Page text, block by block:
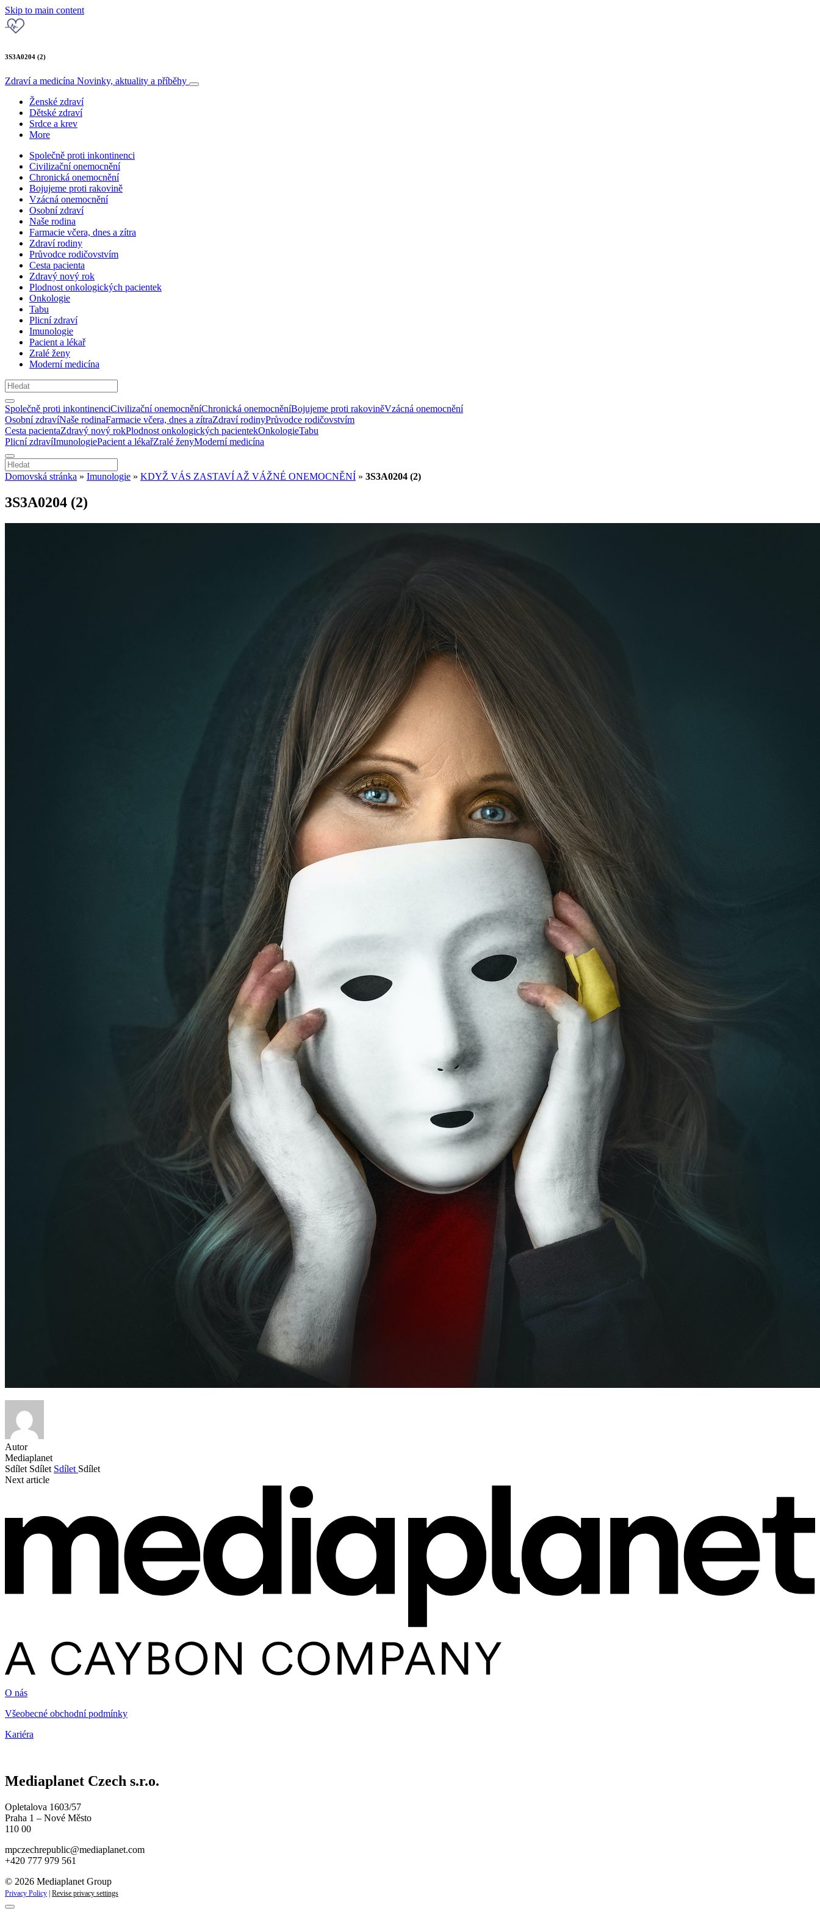
Skip to main content
3S3A0204 (2)
Zdraví a medicína Novinky, aktuality a příběhy
Ženské zdraví
Dětské zdraví
Srdce a krev
More
Společně proti inkontinenci
Civilizační onemocnění
Chronická onemocnění
Bojujeme proti rakovině
Vzácná onemocnění
Osobní zdraví
Naše rodina
Farmacie včera, dnes a zítra
Zdraví rodiny
Průvodce rodičovstvím
Cesta pacienta
Zdravý nový rok
Plodnost onkologických pacientek
Onkologie
Tabu
Plicní zdraví
Imunologie
Pacient a lékař
Zralé ženy
Moderní medicína
Společně proti inkontinenciCivilizační onemocněníChronická onemocněníBojujeme proti rakoviněVzácná onemocnění
Osobní zdravíNaše rodinaFarmacie včera, dnes a zítraZdraví rodinyPrůvodce rodičovstvím
Cesta pacientaZdravý nový rokPlodnost onkologických pacientekOnkologieTabu
Plicní zdravíImunologiePacient a lékařZralé ženyModerní medicína
Domovská stránka » Imunologie » KDYŽ VÁS ZASTAVÍ AŽ VÁŽNÉ ONEMOCNĚNÍ » 3S3A0204 (2)
3S3A0204 (2)
Autor
Mediaplanet
Sdílet Sdílet Sdílet Sdílet
Next article
O nás
Všeobecné obchodní podmínky
Kariéra
Mediaplanet Czech s.r.o.
Opletalova 1603/57
Praha 1 – Nové Město
110 00
mpczechrepublic@mediaplanet.com
+420 777 979 561
© 2026 Mediaplanet Group
Privacy Policy Revise privacy settings